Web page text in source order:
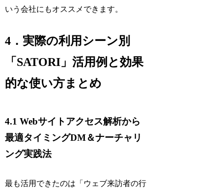
いう会社にもオススメできます。
4．実際の利用シーン別
「SATORI」活用例と効果
的な使い方まとめ
4.1 Webサイトアクセス解析から
最適タイミングDM＆ナーチャリ
ング実践法
最も活用できたのは「ウェブ来訪者の行